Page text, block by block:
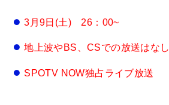
3月9日(土) 26：00~
地上波やBS、CSでの放送はなし
SPOTV NOW独占ライブ放送